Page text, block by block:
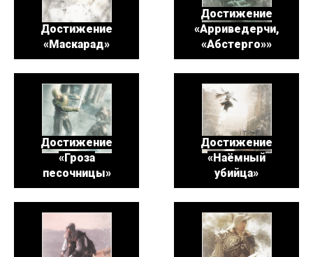
Достижение
«Маскарад»
Достижение
«Арриведерчи,
«Абстерго»»
Достижение
«Гроза
песочницы»
Достижение
«Наёмный
убийца»